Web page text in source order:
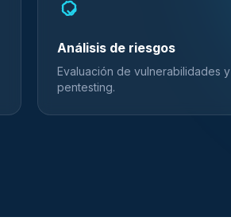
Análisis de riesgos
Evaluación de vulnerabilidades y
pentesting.